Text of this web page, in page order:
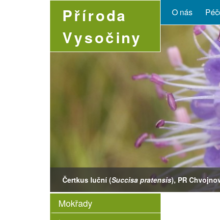
Příroda
Vysočiny
O nás
Čertkus luční (Succisa pratensis), PR
Buteo buteo
Leucojum vernum
Coenonympha glycerion
Mokřady